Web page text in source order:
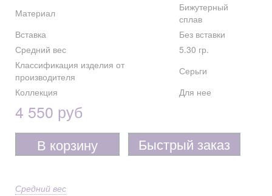
Материал
Бижутерный
сплав
Вставка
Без вставки
Средний вес
5.30 гр.
Классификация изделия от
производителя
Серьги
Коллекция
Для нее
4 550 руб
В корзину Быстрый заказ
Средний вес